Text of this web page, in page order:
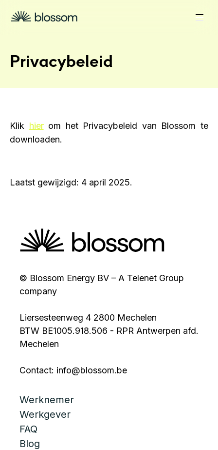
Privacybeleid
Klik hierom het Privacybeleid van Blossom te
downloaden.
Laatst gewijzigd: 4 april 2025.
© Blossom Energy BV – A Telenet Group
company
Liersesteenweg 4 2800 Mechelen
BTW BE1005.918.506 - RPR Antwerpen afd.
Mechelen
Contact: info@blossom.be
Werknemer
Werkgever
FAQ
Blog